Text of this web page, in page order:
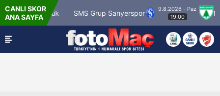
CANLI SKOR
ANA SAYFA
Karagümrük SMS Grup Sarıyerspor
9.8.2026 - Paz
19:00